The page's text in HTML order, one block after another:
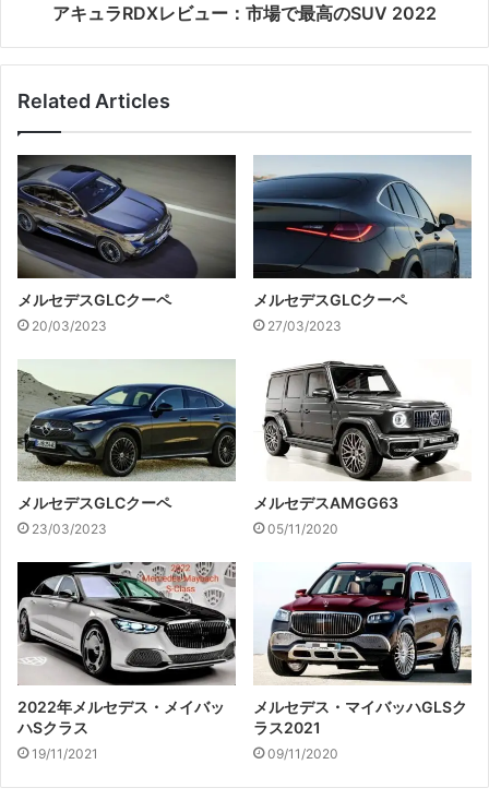
アキュラRDXレビュー：市場で最高のSUV 2022
Related Articles
メルセデスGLCクーペ
20/03/2023
メルセデスGLCクーペ
27/03/2023
メルセデスGLCクーペ
23/03/2023
メルセデスAMGG63
05/11/2020
2022年メルセデス・メイバッ
ハSクラス
19/11/2021
メルセデス・マイバッハGLSク
ラス2021
09/11/2020